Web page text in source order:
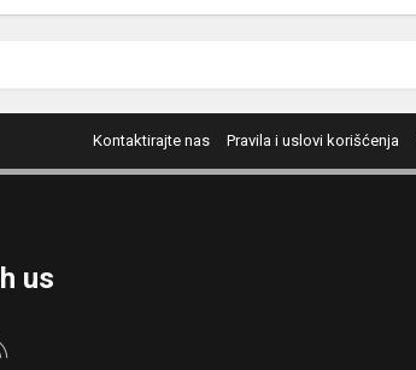
Kontaktirajte nas Pravila i uslovi korišćenja
us
nas